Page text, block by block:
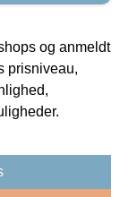
og anmeldt
prisniveau,